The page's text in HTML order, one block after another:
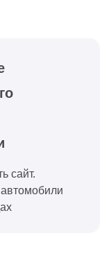
сайт.